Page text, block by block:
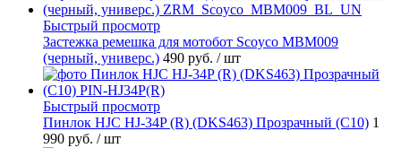
Быстрый просмотр
Застежка ремешка для мотобот Scoyco MBM009
(черный, универс.) 490 руб. / шт
Быстрый просмотр
Пинлок HJC HJ-34P (R) (DKS463) Прозрачный (C10) 1
990 руб. / шт